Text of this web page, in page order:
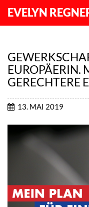
EVELYN
EUROPÄERIN.
GERECHTERE
13. MAI 2019